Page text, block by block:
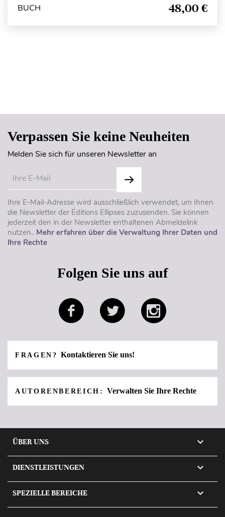
BUCH 48,00 €
Verpassen Sie keine Neuheiten
Melden Sie sich für unseren Newsletter an
Ihre E-Mail-Adresse wird ausschließlich verwendet, um Ihnen
die Newsletter der Éditions Ellipses zuzusenden. Sie können
jederzeit den in der Newsletter enthaltenen Abmeldelink
nutzen.. Mehr erfahren über die Verwaltung Ihrer Daten und
Ihre Rechte
Folgen Sie uns auf
FRAGEN? Kontaktieren Sie uns!
AUTORENBEREICH: Verwalten Sie Ihre Rechte
ÜBER UNS 
DIENSTLEISTUNGEN 
SPEZIELLE BEREICHE 